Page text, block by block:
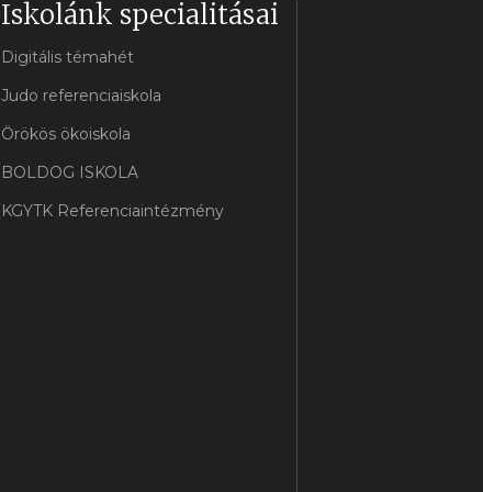
Iskolánk specialitásai
Digitális témahét
Judo referenciaiskola
Örökös ökoiskola
BOLDOG ISKOLA
KGYTK Referenciaintézmény